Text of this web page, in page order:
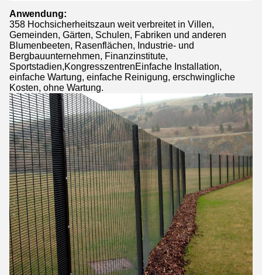
Anwendung:
358 Hochsicherheitszaun weit verbreitet in Villen,
Gemeinden, Gärten, Schulen, Fabriken und anderen
Blumenbeeten, Rasenflächen, Industrie- und
Bergbauunternehmen, Finanzinstitute,
Sportstadien,KongresszentrenEinfache Installation,
einfache Wartung, einfache Reinigung, erschwingliche
Kosten, ohne Wartung.